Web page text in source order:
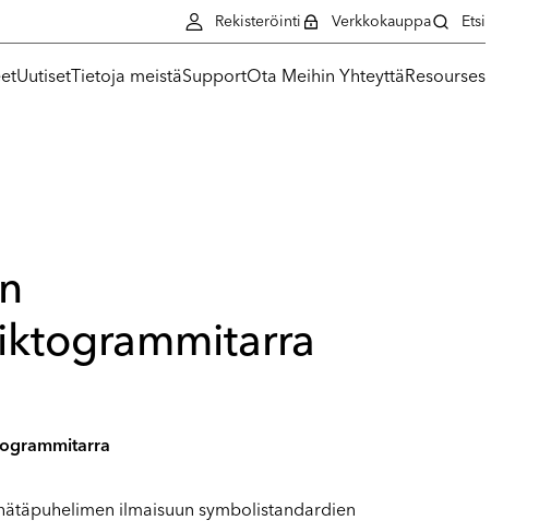
UutisetTietoja meistäSupportOta Meihin YhteyttäResourses
Rekisteröinti Verkkokauppa Etsi
ilmaisuun symbolistandardien